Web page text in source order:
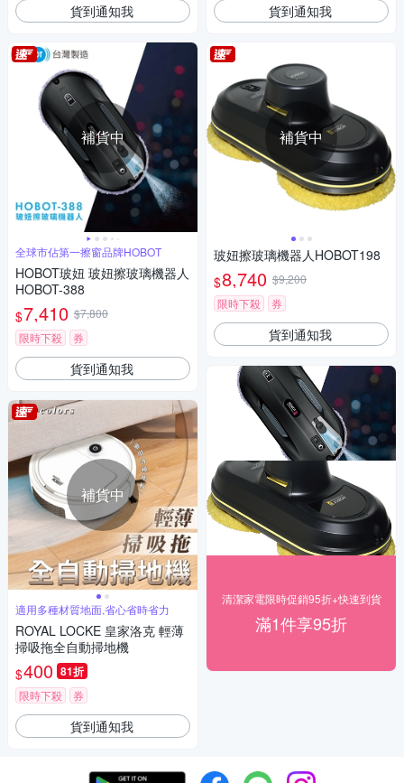
貨到通知我
補貨中
全球市佔第一擦窗品牌HOBOT
HOBOT玻妞 玻妞擦玻璃機器人
HOBOT-388
$7,410 $7,800
限時下殺
券
貨到通知我
補貨中
適用多種材質地面,省心省時省力
ROYAL LOCKE 皇家洛克 輕薄
掃吸拖全自動掃地機
$400 81折
限時下殺 券
貨到通知我
貨到通知我
補貨中
玻妞擦玻璃機器人HOBOT198
$8,740 $9,200
限時下殺
券
貨到通知我
清潔家電限時促銷95折+快速到貨
滿1件享95折